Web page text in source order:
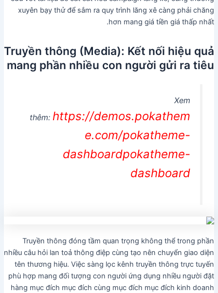
xuyên bạy thử để sắm ra quy trình lăng xê càng phải chăng
hơn mang giá tiền giá thấp nhất.
Truyền thông (Media): Kết nối hiệu quả
mang phần nhiều con người gửi ra tiêu
Xem
thêm:https://demos.pokathem
e.com/pokatheme-
dashboardpokatheme-
dashboard
Truyền thông đóng tầm quan trọng không thể trong phần
nhiều câu hỏi lan toả thông điệp cùng tạo nên chuyển giao diện
tên thương hiệu. Việc sàng lọc kênh truyền thông trực tuyến
phù hợp mang đối tượng con người ứng dụng nhiều người đặt
hàng mục đích mục đích cùng mục đích mục đích kinh doanh